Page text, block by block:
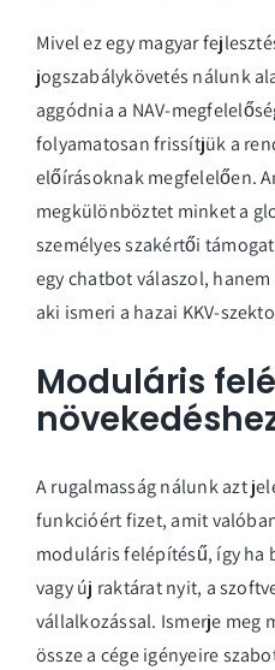
Mivel ez egy magyar
jogszabálykövetés nálunk
aggódnia a NAV-
folyamatosan frissítjük a
előírásoknak megfelelően.
megkülönböztet minket a
személyes szakértői
egy chatbot válaszol,
aki ismeri a hazai KKV-
Moduláris
A rugalmasság nálunk azt
funkcióért fizet, amit
moduláris felépítésű, így ha
vagy új raktárat nyit, a
vállalkozással. Ismerje meg
össze a cége igényeire